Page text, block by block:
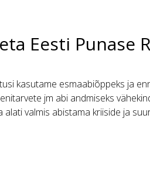
Eesti Punase
kasutame esmaabiõppeks ja
jm abi andmiseks
alati valmis abistama kriiside ja